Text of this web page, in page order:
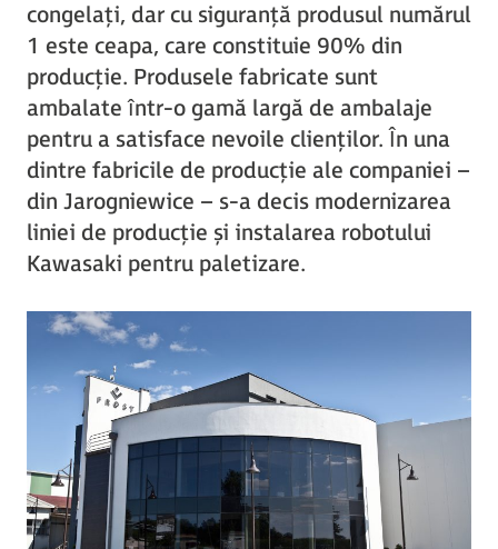
congelați, dar cu siguranță produsul numărul
1 este ceapa, care constituie 90% din
producție. Produsele fabricate sunt
ambalate într-o gamă largă de ambalaje
pentru a satisface nevoile clienților. În una
dintre fabricile de producție ale companiei –
din Jarogniewice – s-a decis modernizarea
liniei de producție și instalarea robotului
Kawasaki pentru paletizare.